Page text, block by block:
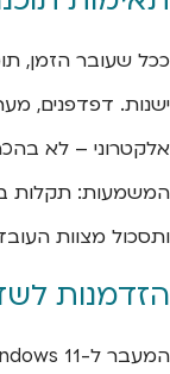
ככל שעובר הזמן,
המשמעות: תקלות
ותסכול מצוות
הזדמנות
המעבר ל-Windows 11 הוא לא רק פתרון טכני – זו גם